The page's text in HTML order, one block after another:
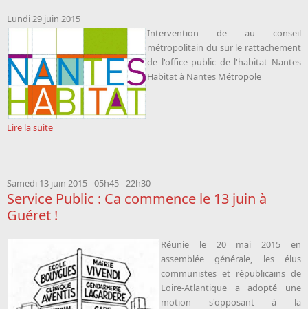
Lundi 29 juin 2015
Intervention de au conseil
métropolitain du sur le rattachement
de l'office public de l'habitat Nantes
Habitat à Nantes Métropole
Lire la suite
Samedi 13 juin 2015 -05h45-22h30
Service Public : Ca commence le 13 juin à
Guéret !
Réunie le 20 mai 2015 en
assemblée générale, les élus
communistes et républicains de
Loire-Atlantique a adopté une
motion s'opposant à la